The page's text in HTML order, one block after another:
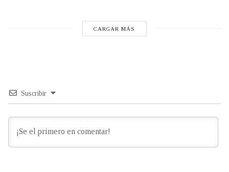
CARGAR MÁS
Suscribir